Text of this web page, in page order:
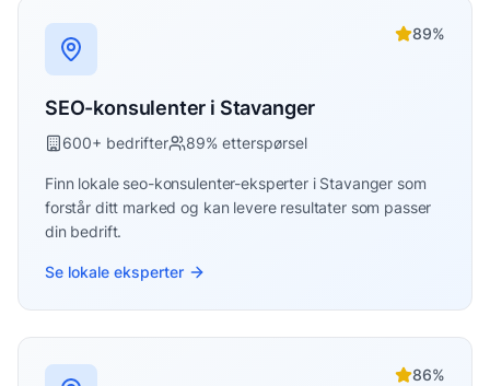
89%
SEO-konsulenter i Stavanger
600+ bedrifter 89% etterspørsel
Finn lokale seo-konsulenter-eksperter i Stavanger som
forstår ditt marked og kan levere resultater som passer
din bedrift.
Se lokale eksperter
86%